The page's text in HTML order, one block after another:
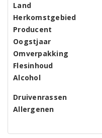
Land
Herkomstgebied
Producent
Oogstjaar
Omverpakking
Flesinhoud
Alcohol
Druivenrassen
Allergenen